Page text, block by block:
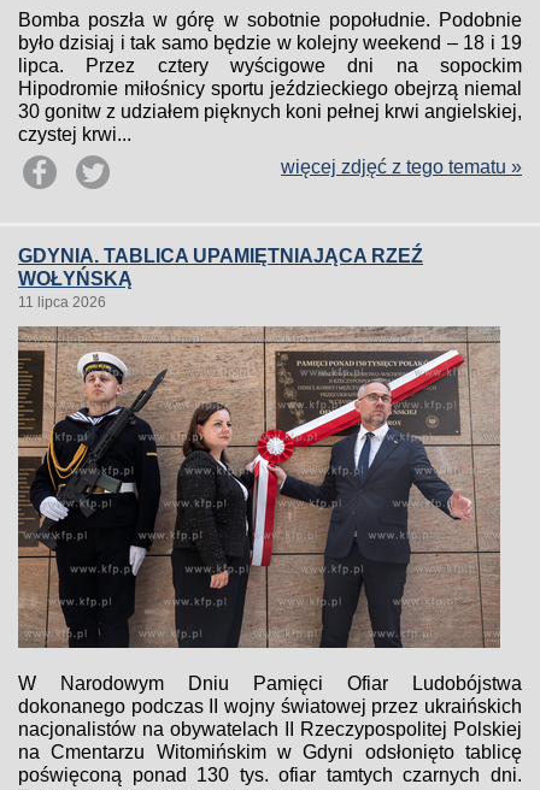
Bomba poszła w górę w sobotnie popołudnie. Podobnie
było dzisiaj i tak samo będzie w kolejny weekend – 18 i 19
lipca. Przez cztery wyścigowe dni na sopockim
Hipodromie miłośnicy sportu jeździeckiego obejrzą niemal
30 gonitw z udziałem pięknych koni pełnej krwi angielskiej,
czystej krwi...
więcej zdjęć z tego tematu »
GDYNIA. TABLICA UPAMIĘTNIAJĄCA RZEŹ
WOŁYŃSKĄ
11 lipca 2026
W Narodowym Dniu Pamięci Ofiar Ludobójstwa
dokonanego podczas II wojny światowej przez ukraińskich
nacjonalistów na obywatelach II Rzeczypospolitej Polskiej
na Cmentarzu Witomińskim w Gdyni odsłonięto tablicę
poświęconą ponad 130 tys. ofiar tamtych czarnych dni.